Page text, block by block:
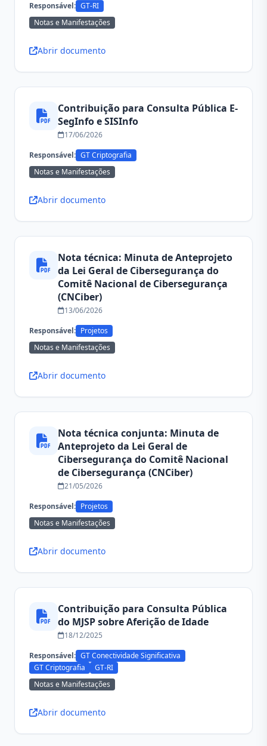
Responsável: GT-RI
Notas e Manifestações
Abrir documento
Contribuição para Consulta Pública E-
SegInfo e SISInfo
17/06/2026
Responsável: GT Criptografia
Notas e Manifestações
Abrir documento
Nota técnica: Minuta de Anteprojeto
da Lei Geral de Cibersegurança do
Comitê Nacional de Cibersegurança
(CNCiber)
13/06/2026
Responsável: Projetos
Notas e Manifestações
Abrir documento
Nota técnica conjunta: Minuta de
Anteprojeto da Lei Geral de
Cibersegurança do Comitê Nacional
de Cibersegurança (CNCiber)
21/05/2026
Responsável: Projetos
Notas e Manifestações
Abrir documento
Contribuição para Consulta Pública
do MJSP sobre Aferição de Idade
18/12/2025
Responsável: GT Conectividade Significativa
GT Criptografia
GT-RI
Notas e Manifestações
Abrir documento